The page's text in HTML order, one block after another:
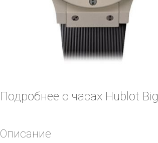
Подробнее о часах Hublot
Описание